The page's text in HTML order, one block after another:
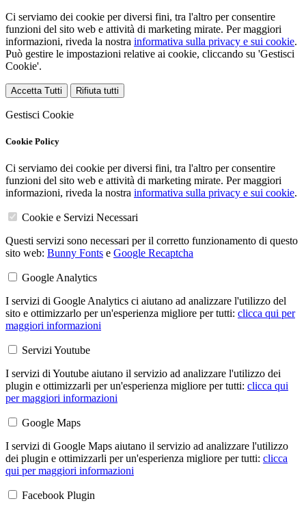
Ci serviamo dei cookie per diversi fini, tra l'altro per consentire
funzioni del sito web e attività di marketing mirate. Per maggiori
informazioni, riveda la nostra informativa sulla privacy e sui cookie.
Può gestire le impostazioni relative ai cookie, cliccando su 'Gestisci
Cookie'.
Accetta Tutti Rifiuta tutti
Gestisci Cookie
Cookie Policy
Ci serviamo dei cookie per diversi fini, tra l'altro per consentire
funzioni del sito web e attività di marketing mirate. Per maggiori
informazioni, riveda la nostra informativa sulla privacy e sui cookie.
Cookie e Servizi Necessari
Questi servizi sono necessari per il corretto funzionamento di questo
sito web: Bunny Fonts e Google Recaptcha
Google Analytics
I servizi di Google Analytics ci aiutano ad analizzare l'utilizzo del
sito e ottimizzarlo per un'esperienza migliore per tutti: clicca qui per
maggiori informazioni
Servizi Youtube
I servizi di Youtube aiutano il servizio ad analizzare l'utilizzo dei
plugin e ottimizzarli per un'esperienza migliore per tutti: clicca qui
per maggiori informazioni
Google Maps
I servizi di Google Maps aiutano il servizio ad analizzare l'utilizzo
dei plugin e ottimizzarli per un'esperienza migliore per tutti: clicca
qui per maggiori informazioni
Facebook Plugin